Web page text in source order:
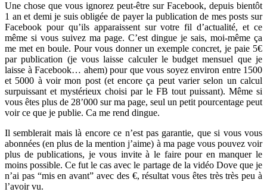
Une chose que vous ignorez peut-être sur Facebook, depuis bientôt
1 an et demi je suis obligée de payer la publication de mes posts sur
Facebook pour qu’ils apparaissent sur votre fil d’actualité, et ce
même si vous suivez ma page. C’est dingue je sais, moi-même ça
me met en boule. Pour vous donner un exemple concret, je paie 5€
par publication (je vous laisse calculer le budget mensuel que je
laisse à Facebook… ahem) pour que vous soyez environ entre 1500
et 5000 à voir mon post (et encore ça peut varier selon un calcul
surpuissant et mystérieux choisi par le FB tout puissant). Même si
vous êtes plus de 28’000 sur ma page, seul un petit pourcentage peut
voir ce que je publie. Ca me rend dingue.
Il semblerait mais là encore ce n’est pas garantie, que si vous vous
abonnées (en plus de la mention j’aime) à ma page vous pouvez voir
plus de publications, je vous invite à le faire pour en manquer le
moins possible. Ce fut le cas avec le partage de la vidéo Dove que je
n’ai pas “mis en avant” avec des €, résultat vous êtes très très peu à
l’avoir vu.